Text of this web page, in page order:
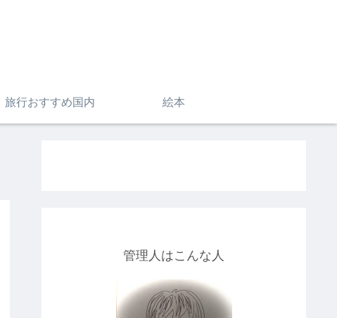
旅行おすすめ国内 絵本
管理人はこんな人